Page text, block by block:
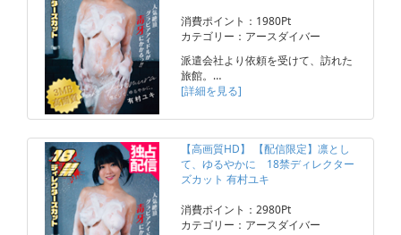
消費ポイント：1980Pt
カテゴリー：アースダイバー
派遣会社より依頼を受けて、訪れた
旅館。…
[詳細を見る]
【高画質HD】 【配信限定】凛とし
て、ゆるやかに 18禁ディレクター
ズカット 有村ユキ
消費ポイント：2980Pt
カテゴリー：アースダイバー